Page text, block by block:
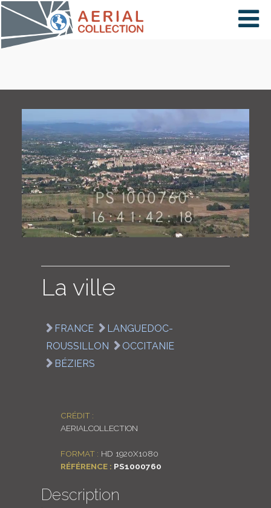
×
PAYS
CARTE
COLLECTIONS
La ville
FRANCE
LANGUEDOC-
ROUSSILLON
OCCITANIE
BÉZIERS
CRÉDIT :
AERIALCOLLECTION
FORMAT : HD 1920X1080
RÉFÉRENCE : PS1000760
Description